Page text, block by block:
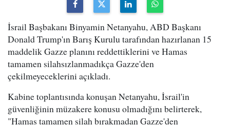
İsrail Başbakanı Binyamin Netanyahu, ABD Başkanı
Donald Trump'ın Barış Kurulu tarafından hazırlanan 15
maddelik Gazze planını reddettiklerini ve Hamas
tamamen silahsızlanmadıkça Gazze'den
çekilmeyeceklerini açıkladı.
Kabine toplantısında konuşan Netanyahu, İsrail'in
güvenliğinin müzakere konusu olmadığını belirterek,
"Hamas tamamen silah bırakmadan Gazze'den